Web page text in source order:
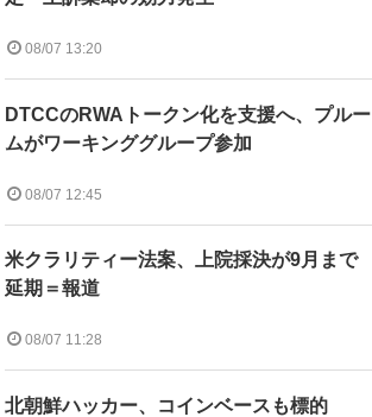
08/07 13:20
DTCCのRWAトークン化を支援へ、プルー
ムがワーキンググループ参加
08/07 12:45
米クラリティー法案、上院採決が9月まで
延期＝報道
08/07 11:28
北朝鮮ハッカー、コインベースも標的